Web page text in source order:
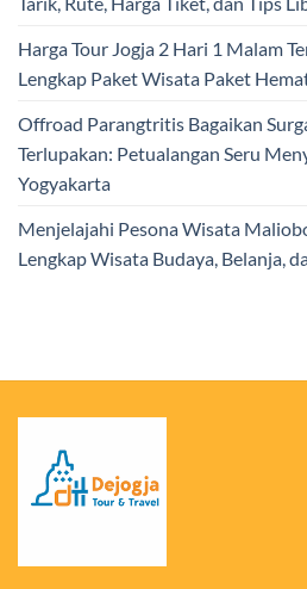
Harga Tour Jogja 2 Hari 1 Malam
Lengkap Paket Wisata Paket
Offroad Parangtritis Bagaikan
Terlupakan: Petualangan Seru
Yogyakarta
Menjelajahi Pesona Wisata
Lengkap Wisata Budaya, Belanja,